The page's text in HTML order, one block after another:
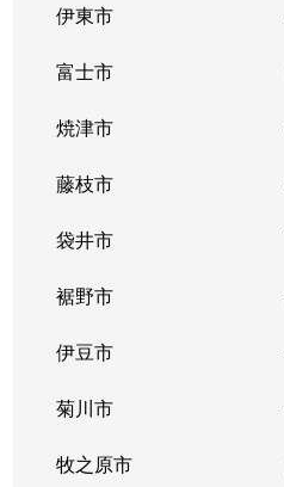
伊東市
富士市
焼津市
藤枝市
袋井市
裾野市
伊豆市
菊川市
牧之原市